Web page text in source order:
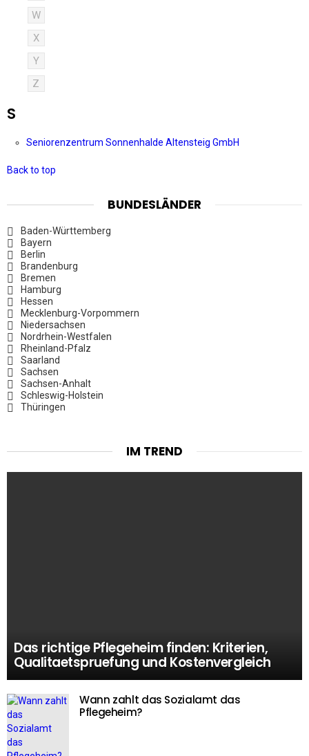
W
X
Y
Z
S
Seniorenzentrum Sonnenhalde Altensteig GmbH
Back to top
BUNDESLÄNDER
Baden-Württemberg
Bayern
Berlin
Brandenburg
Bremen
Hamburg
Hessen
Mecklenburg-Vorpommern
Niedersachsen
Nordrhein-Westfalen
Rheinland-Pfalz
Saarland
Sachsen
Sachsen-Anhalt
Schleswig-Holstein
Thüringen
IM TREND
Das richtige Pflegeheim finden: Kriterien,
Qualitaetspruefung und Kostenvergleich
Wann zahlt das Sozialamt das
Pflegeheim?